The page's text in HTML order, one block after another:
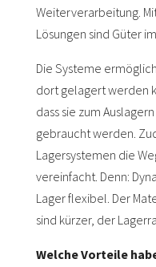
Weiterverarbeitung.
Lösungen sind Güter
Die Systeme
dort gelagert werden
dass sie zum
gebraucht werden.
Lagersystemen die
vereinfacht. Denn:
Lager flexibel. Der
sind kürzer, der
Welche Vorteile